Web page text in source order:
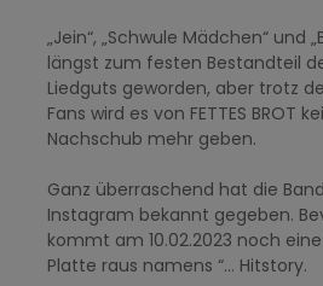
„Jein“, „Schwule Mädchen“ und
längst zum festen Bestandteil
Liedguts geworden, aber trotz
Fans wird es von FETTES BROT
Nachschub mehr geben.
Ganz überraschend hat die
Instagram bekannt gegeben.
kommt am 10.02.2023 noch
Platte raus namens “… Hitstory.